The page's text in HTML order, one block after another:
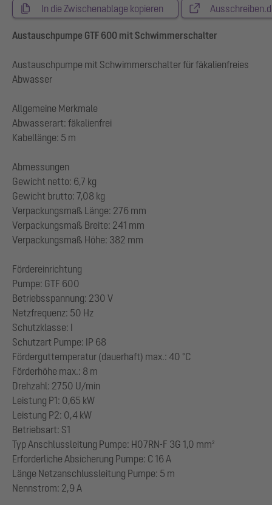
In die Zwischenablage kopieren
Austauschpumpe GTF 600 mit Schwimmerschalter
Austauschpumpe mit Schwimmerschalter für fäkalienfreies
Abwasser
Allgemeine Merkmale
Abwasserart: fäkalienfrei
Kabellänge: 5 m
Abmessungen
Gewicht netto: 6,7 kg
Gewicht brutto: 7,08 kg
Verpackungsmaß Länge: 276 mm
Verpackungsmaß Breite: 241 mm
Verpackungsmaß Höhe: 382 mm
Fördereinrichtung
Pumpe: GTF 600
Betriebsspannung: 230 V
Netzfrequenz: 50 Hz
Schutzklasse: I
Schutzart Pumpe: IP 68
Förderguttemperatur (dauerhaft) max.: 40 °C
Förderhöhe max.: 8 m
Drehzahl: 2750 U/min
Leistung P1: 0,65 kW
Leistung P2: 0,4 kW
Betriebsart: S1
Typ Anschlussleitung Pumpe: H07RN-F 3G 1,0 mm²
Erforderliche Absicherung Pumpe: C 16 A
Länge Netzanschlussleitung Pumpe: 5 m
Nennstrom: 2,9 A